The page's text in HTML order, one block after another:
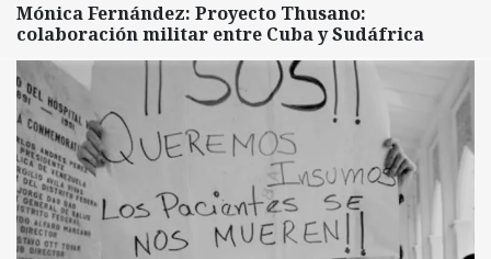
Mónica Fernández: Proyecto Thusano:
colaboración militar entre Cuba y Sudáfrica